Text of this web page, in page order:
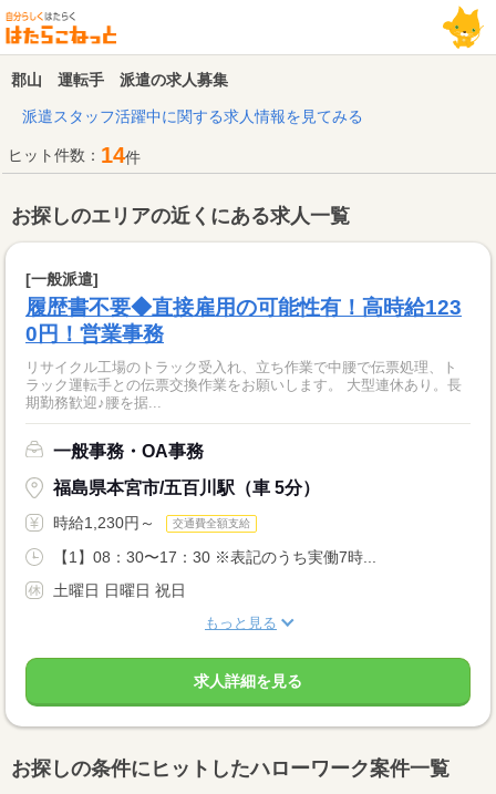
郡山 運転手 派遣の求人募集
派遣スタッフ活躍中に関する求人情報を見てみる
ヒット件数： 14件
お探しのエリアの近くにある求人一覧
[一般派遣]
履歴書不要◆直接雇用の可能性有！高時給123
0円！営業事務
リサイクル工場のトラック受入れ、立ち作業で中腰で伝票処理、ト
ラック運転手との伝票交換作業をお願いします。 大型連休あり。長
期勤務歓迎♪腰を据...
一般事務・OA事務
福島県本宮市/五百川駅（車 5分）
時給1,230円～ 交通費全額支給
【1】08：30〜17：30 ※表記のうち実働7時...
土曜日 日曜日 祝日
もっと見る
求人詳細を見る
お探しの条件にヒットしたハローワーク案件一覧